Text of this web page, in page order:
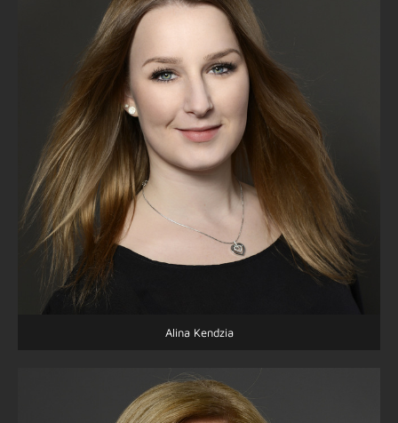
Alina Kendzia